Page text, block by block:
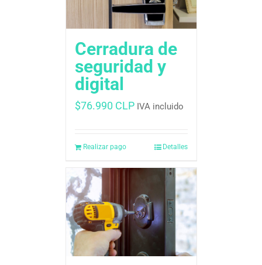
Cerradura de
seguridad y
digital
$76.990 CLP IVA incluido
Realizar pago Detalles